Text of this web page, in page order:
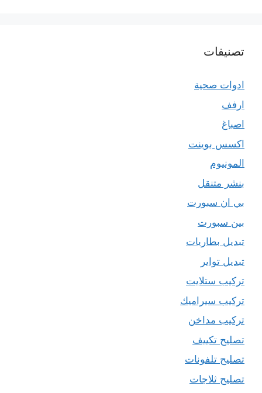
تصنيفات
ادوات صحية
ارفف
اصباغ
اكسس بوينت
المونيوم
بنشر متنقل
بي ان سبورت
بين سبورت
تبديل بطاريات
تبديل تواير
تركيب ستلايت
تركيب سيراميك
تركيب مداخن
تصليح تكييف
تصليح تلفونات
تصليح ثلاجات